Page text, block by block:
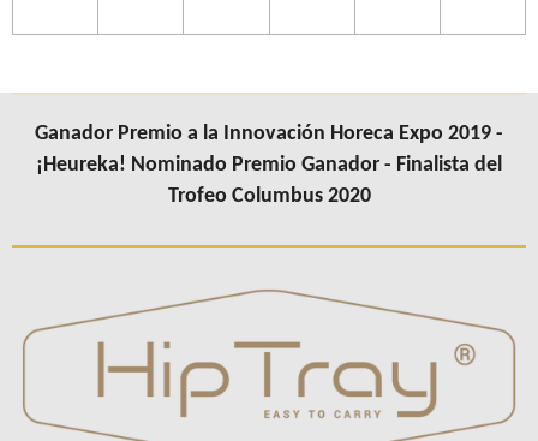
Ganador Premio a la Innovación Horeca Expo 2019 -
¡Heureka! Nominado Premio Ganador - Finalista del
Trofeo Columbus 2020